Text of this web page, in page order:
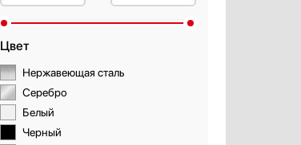
Цвет
Нержавеющая сталь
Серебро
Белый
Черный